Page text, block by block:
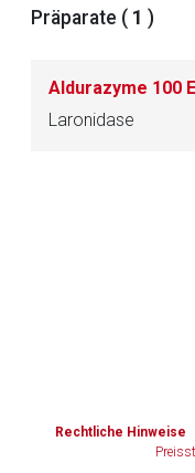
Präparate ( 1 )
Laronidase
Rechtliche Hinweise